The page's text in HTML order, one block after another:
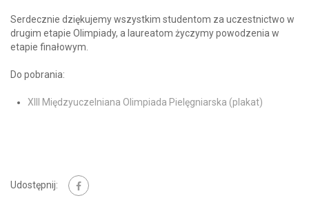
Serdecznie dziękujemy wszystkim studentom za uczestnictwo w
drugim etapie Olimpiady, a laureatom życzymy powodzenia w
etapie finałowym.
Do pobrania:
XIII Międzyuczelniana Olimpiada Pielęgniarska (plakat)
Udostępnij: